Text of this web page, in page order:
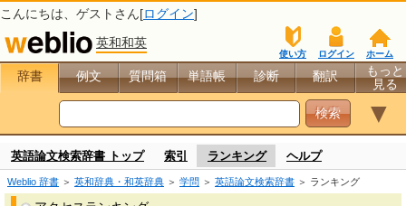
こんにちは、 ゲスト さん[ログイン]
英和和英
ホーム
ログイン
使い方
辞書 例文 質問箱 単語帳 診断 翻訳
もっと
見る
▼
英語論文検索辞書 トップ 索引 ランキング ヘルプ
Weblio 辞書 ＞ 英和辞典・和英辞典 ＞ 学問 ＞ 英語論文検索辞書 ＞ ランキング